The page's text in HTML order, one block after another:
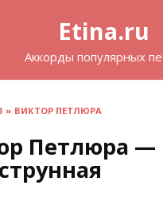
Etina.ru
Аккорды популярных
» ВИКТОР ПЕТЛЮРА
Петлюра —